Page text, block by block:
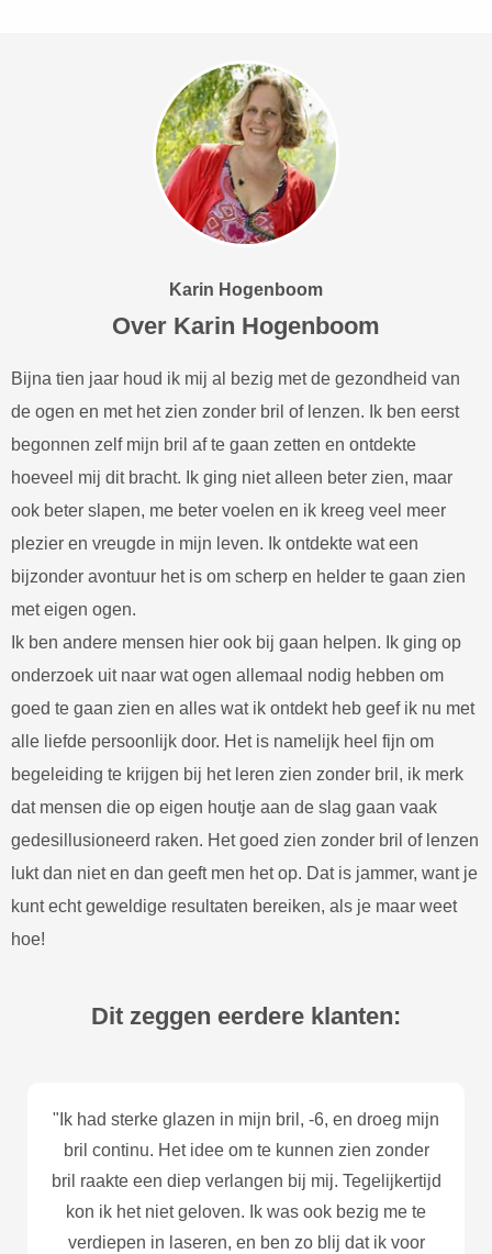
Karin Hogenboom
Over Karin Hogenboom
Bijna tien jaar houd ik mij al bezig met de gezondheid van
de ogen en met het zien zonder bril of lenzen. Ik ben eerst
begonnen zelf mijn bril af te gaan zetten en ontdekte
hoeveel mij dit bracht. Ik ging niet alleen beter zien, maar
ook beter slapen, me beter voelen en ik kreeg veel meer
plezier en vreugde in mijn leven. Ik ontdekte wat een
bijzonder avontuur het is om scherp en helder te gaan zien
met eigen ogen.
Ik ben andere mensen hier ook bij gaan helpen. Ik ging op
onderzoek uit naar wat ogen allemaal nodig hebben om
goed te gaan zien en alles wat ik ontdekt heb geef ik nu met
alle liefde persoonlijk door. Het is namelijk heel fijn om
begeleiding te krijgen bij het leren zien zonder bril, ik merk
dat mensen die op eigen houtje aan de slag gaan vaak
gedesillusioneerd raken. Het goed zien zonder bril of lenzen
lukt dan niet en dan geeft men het op. Dat is jammer, want je
kunt echt geweldige resultaten bereiken, als je maar weet
hoe!
Dit zeggen eerdere klanten:
"Ik had sterke glazen in mijn bril, -6, en droeg mijn
bril continu. Het idee om te kunnen zien zonder
bril raakte een diep verlangen bij mij. Tegelijkertijd
kon ik het niet geloven. Ik was ook bezig me te
verdiepen in laseren, en ben zo blij dat ik voor